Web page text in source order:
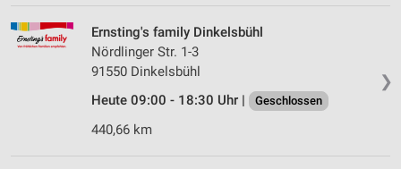
❯
Ernsting's family Dinkelsbühl
Nördlinger Str. 1-3
91550 Dinkelsbühl
Heute 09:00 - 18:30 Uhr |
Geschlossen
440,66 km